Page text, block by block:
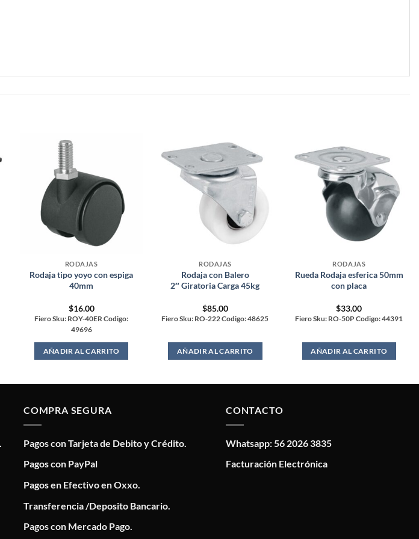
RODAJAS
Rodaja tipo yoyo con espiga
40mm
$16.00
Fiero Sku: ROY-40ER Codigo:
49696
AÑADIR AL CARRITO
RODAJAS
Rodaja con Balero
2″ Giratoria Carga 45kg
$85.00
Fiero Sku: RO-222 Codigo: 48625
AÑADIR AL CARRITO
RODAJAS
Rueda Rodaja esferica 50mm
con placa
$33.00
Fiero Sku: RO-50P Codigo: 44391
AÑADIR AL CARRITO
COMPRA SEGURA
Pagos con Tarjeta de Debito y Crédito.
Pagos con PayPal
Pagos en Efectivo en Oxxo.
Transferencia /Deposito Bancario.
Pagos con Mercado Pago.
CONTACTO
Whatsapp: 56 2026 3835
Facturación Electrónica